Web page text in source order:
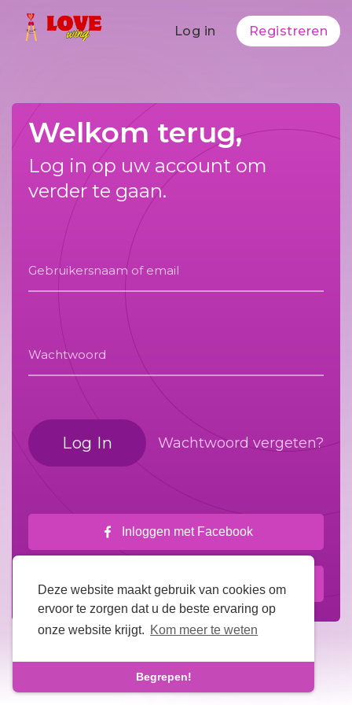
Deze website maakt gebruik van cookies om
ervoor te zorgen dat u de beste ervaring op
onze website krijgt. Kom meer te weten
Begrepen!
Log in Registreren
Welkom terug,
Log in op uw account om
verder te gaan.
Gebruikersnaam of email
Wachtwoord
Log In Wachtwoord vergeten?
Inloggen met Facebook
Inloggen met Google